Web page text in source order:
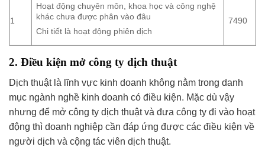
1
Hoạt động chuyên môn, khoa học và công nghệ
khác chưa được phân vào đâu
Chi tiết là hoạt động phiên dịch
7490
2. Điều kiện mở công ty dịch thuật
Dịch thuật là lĩnh vực kinh doanh không nằm trong danh
mục ngành nghề kinh doanh có điều kiện. Mặc dù vậy
nhưng để mở công ty dịch thuật và đưa công ty đi vào hoạt
động thì doanh nghiệp cần đáp ứng được các điều kiện về
người dịch và cộng tác viên dịch thuật.